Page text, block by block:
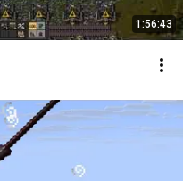
1:56:43